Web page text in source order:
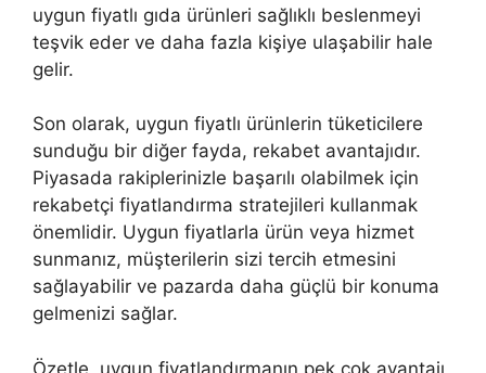
uygun fiyatlı gıda ürünleri sağlıklı beslenmeyi
teşvik eder ve daha fazla kişiye ulaşabilir hale
gelir.
Son olarak, uygun fiyatlı ürünlerin tüketicilere
sunduğu bir diğer fayda, rekabet avantajıdır.
Piyasada rakiplerinizle başarılı olabilmek için
rekabetçi fiyatlandırma stratejileri kullanmak
önemlidir. Uygun fiyatlarla ürün veya hizmet
sunmanız, müşterilerin sizi tercih etmesini
sağlayabilir ve pazarda daha güçlü bir konuma
gelmenizi sağlar.
Özetle, uygun fiyatlandırmanın pek çok avantajı